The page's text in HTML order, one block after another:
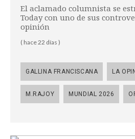
El aclamado columnista se
Today con uno de sus
opinión
( hace 22 días )
GALLINA FRANCISCANA LA
M.RAJOY MUNDIAL 2026